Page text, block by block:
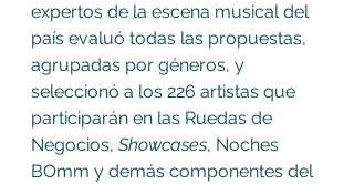
expertos de la escena musical del
país evaluó todas las propuestas,
agrupadas por géneros, y
seleccionó a los 226 artistas que
participarán en las Ruedas de
Negocios, Showcases, Noches
BOmm y demás componentes del